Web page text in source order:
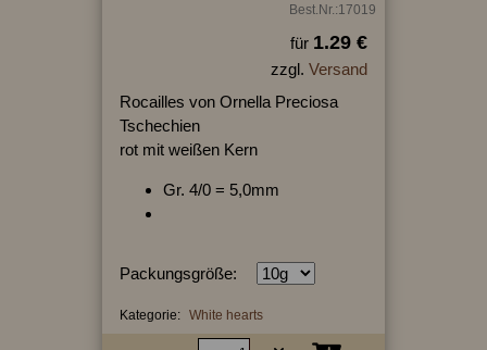
Best.Nr.:17019
für 1.29 €
zzgl. Versand
Rocailles von Ornella Preciosa
Tschechien
rot mit weißen Kern
Gr. 4/0 = 5,0mm
Packungsgröße:
Kategorie: White hearts